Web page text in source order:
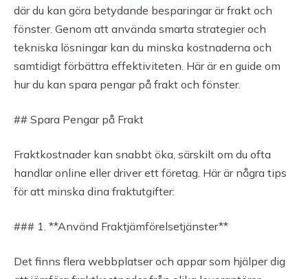
där du kan göra betydande besparingar är frakt och
fönster. Genom att använda smarta strategier och
tekniska lösningar kan du minska kostnaderna och
samtidigt förbättra effektiviteten. Här är en guide om
hur du kan spara pengar på frakt och fönster.
## Spara Pengar på Frakt
Fraktkostnader kan snabbt öka, särskilt om du ofta
handlar online eller driver ett företag. Här är några tips
för att minska dina fraktutgifter:
### 1. **Använd Fraktjämförelsetjänster**
Det finns flera webbplatser och appar som hjälper dig